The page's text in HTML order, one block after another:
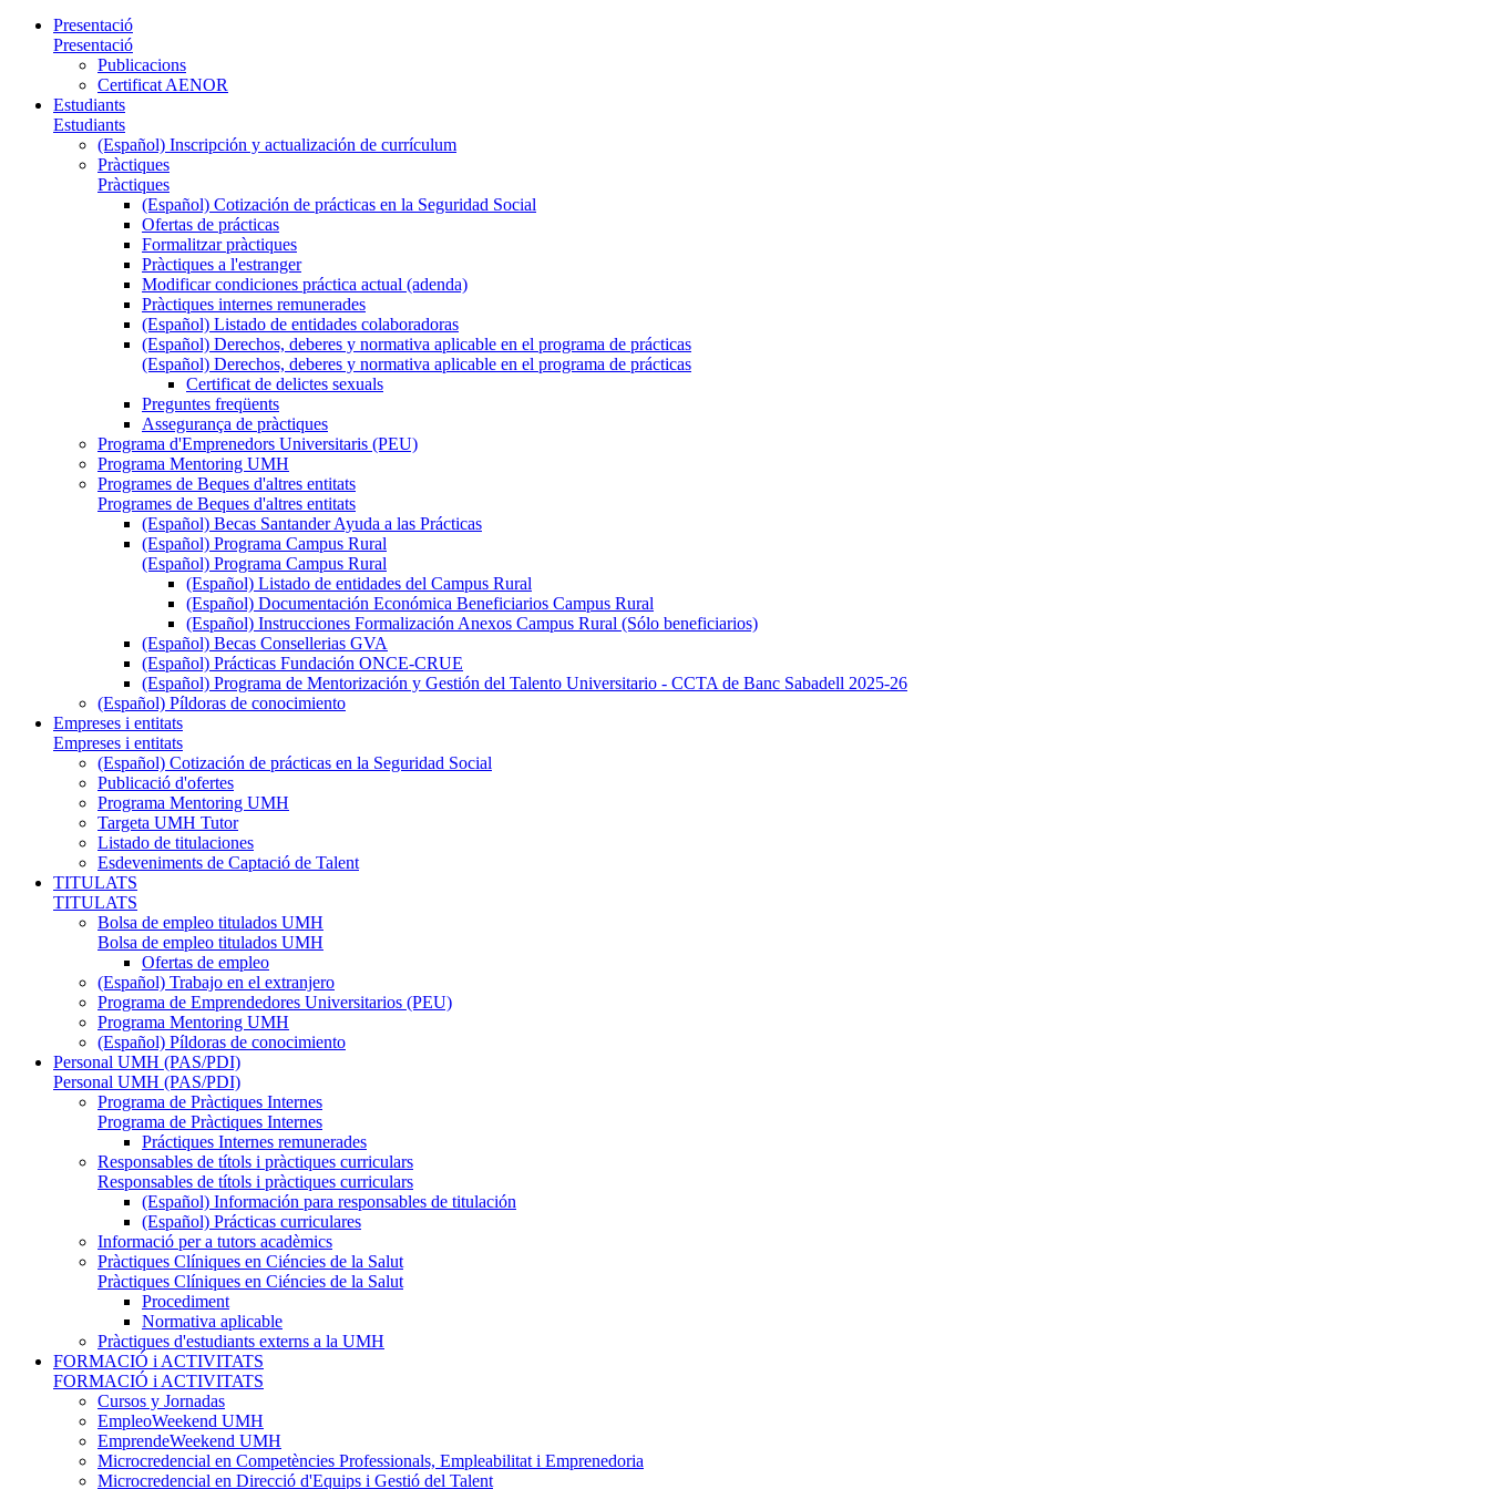
Presentació
Presentació
Publicacions
Certificat AENOR
Estudiants
Estudiants
(Español) Inscripción y actualización de currículum
Pràctiques
Pràctiques
(Español) Cotización de prácticas en la Seguridad Social
Ofertas de prácticas
Formalitzar pràctiques
Pràctiques a l'estranger
Modificar condiciones práctica actual (adenda)
Pràctiques internes remunerades
(Español) Listado de entidades colaboradoras
(Español) Derechos, deberes y normativa aplicable en el programa de prácticas
(Español) Derechos, deberes y normativa aplicable en el programa de prácticas
Certificat de delictes sexuals
Preguntes freqüents
Assegurança de pràctiques
Programa d'Emprenedors Universitaris (PEU)
Programa Mentoring UMH
Programes de Beques d'altres entitats
Programes de Beques d'altres entitats
(Español) Becas Santander Ayuda a las Prácticas
(Español) Programa Campus Rural
(Español) Programa Campus Rural
(Español) Listado de entidades del Campus Rural
(Español) Documentación Económica Beneficiarios Campus Rural
(Español) Instrucciones Formalización Anexos Campus Rural (Sólo beneficiarios)
(Español) Becas Consellerias GVA
(Español) Prácticas Fundación ONCE-CRUE
(Español) Programa de Mentorización y Gestión del Talento Universitario - CCTA de Banc Sabadell 2025-26
(Español) Píldoras de conocimiento
Empreses i entitats
Empreses i entitats
(Español) Cotización de prácticas en la Seguridad Social
Publicació d'ofertes
Programa Mentoring UMH
Targeta UMH Tutor
Listado de titulaciones
Esdeveniments de Captació de Talent
TITULATS
TITULATS
Bolsa de empleo titulados UMH
Bolsa de empleo titulados UMH
Ofertas de empleo
(Español) Trabajo en el extranjero
Programa de Emprendedores Universitarios (PEU)
Programa Mentoring UMH
(Español) Píldoras de conocimiento
Personal UMH (PAS/PDI)
Personal UMH (PAS/PDI)
Programa de Pràctiques Internes
Programa de Pràctiques Internes
Práctiques Internes remunerades
Responsables de títols i pràctiques curriculars
Responsables de títols i pràctiques curriculars
(Español) Información para responsables de titulación
(Español) Prácticas curriculares
Informació per a tutors acadèmics
Pràctiques Clíniques en Ciéncies de la Salut
Pràctiques Clíniques en Ciéncies de la Salut
Procediment
Normativa aplicable
Pràctiques d'estudiants externs a la UMH
FORMACIÓ i ACTIVITATS
FORMACIÓ i ACTIVITATS
Cursos y Jornadas
EmpleoWeekend UMH
EmprendeWeekend UMH
Microcredencial en Competències Professionals, Empleabilitat i Emprenedoria
Microcredencial en Direcció d'Equips i Gestió del Talent